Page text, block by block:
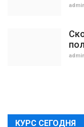
КУРС СЕГОДНЯ